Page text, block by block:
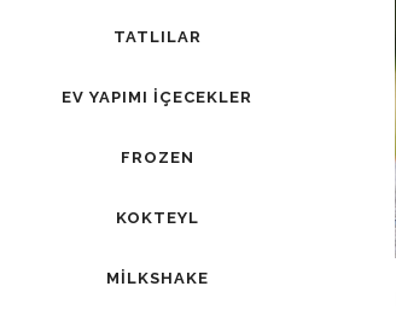
TATLILAR
EV YAPIMI İÇECEKLER
FROZEN
KOKTEYL
MILKSHAKE